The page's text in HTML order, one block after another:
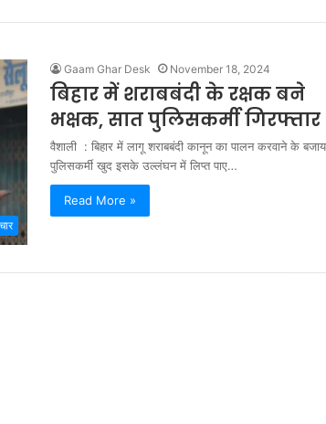
Gaam Ghar Desk November 18, 2024
बिहार में शराबबंदी के रक्षक बने
भक्षक, सात पुलिसकर्मी गिरफ्तार
वैशाली : बिहार में लागू शराबबंदी कानून का पालन करवाने के
पुलिसकर्मी खुद इसके उल्लंघन में लिप्त पाए…
Read More »